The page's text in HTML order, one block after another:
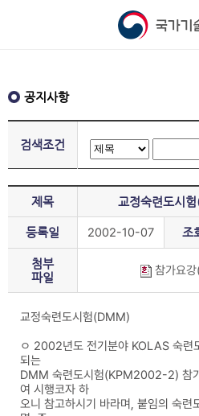
공지사항
검색조건
제목 교정숙련도시
등록일 2002-10-07 조
첨부
파일
참가요
교정숙련도시험(DMM)
ㅇ 2002년도 전기분야 KOLAS 숙련
되는
DMM 숙련도시험(KPM2002-2) 참
여 시행코자 하
오니 참고하시기 바라며, 붙임의 숙련